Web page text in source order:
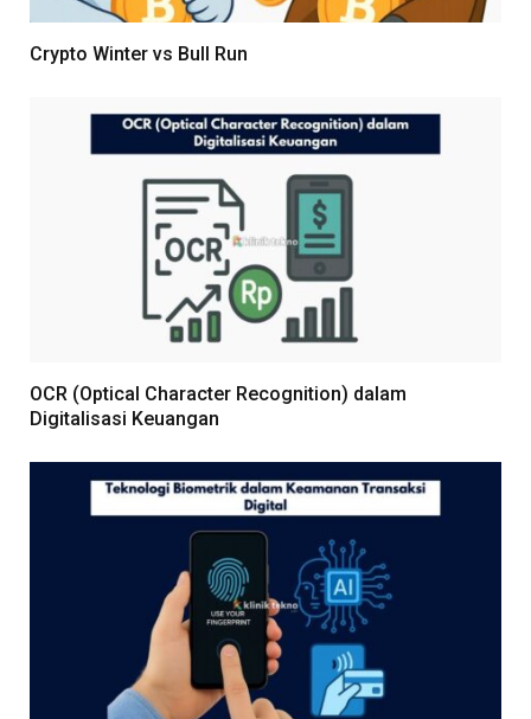
Crypto Winter vs Bull Run
OCR (Optical Character Recognition) dalam
Digitalisasi Keuangan